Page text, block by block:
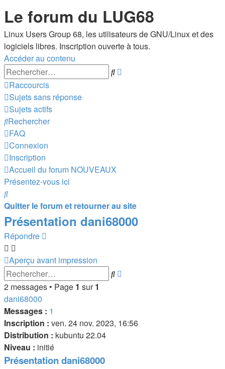
Le forum du LUG68
Linux Users Group 68, les utilisateurs de GNU/Linux et des
logiciels libres. Inscription ouverte à tous.
Accéder au contenu
Rechercher
Raccourcis
Sujets sans réponse
Sujets actifs
Rechercher
FAQ
Connexion
Inscription
Accueil du forum NOUVEAUX
Présentez-vous ici
Rechercher
Quitter le forum et retourner au site
Présentation dani68000
Répondre
Aperçu avant impression
Rechercher
2 messages • Page 1 sur1
dani68000
Messages : 1
Inscription : ven. 24 nov. 2023, 16:56
Distribution : kubuntu 22.04
Niveau : initié
Présentation dani68000